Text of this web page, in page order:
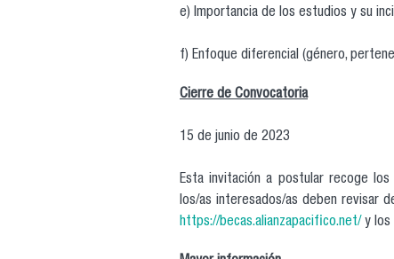
e) Importancia de los estudios y su
f) Enfoque diferencial (género,
Cierre de Convocatoria
15 de junio de 2023
Esta invitación a postular recoge
los/as interesados/as deben revisar
https://becas.alianzapacifico.net/ y los